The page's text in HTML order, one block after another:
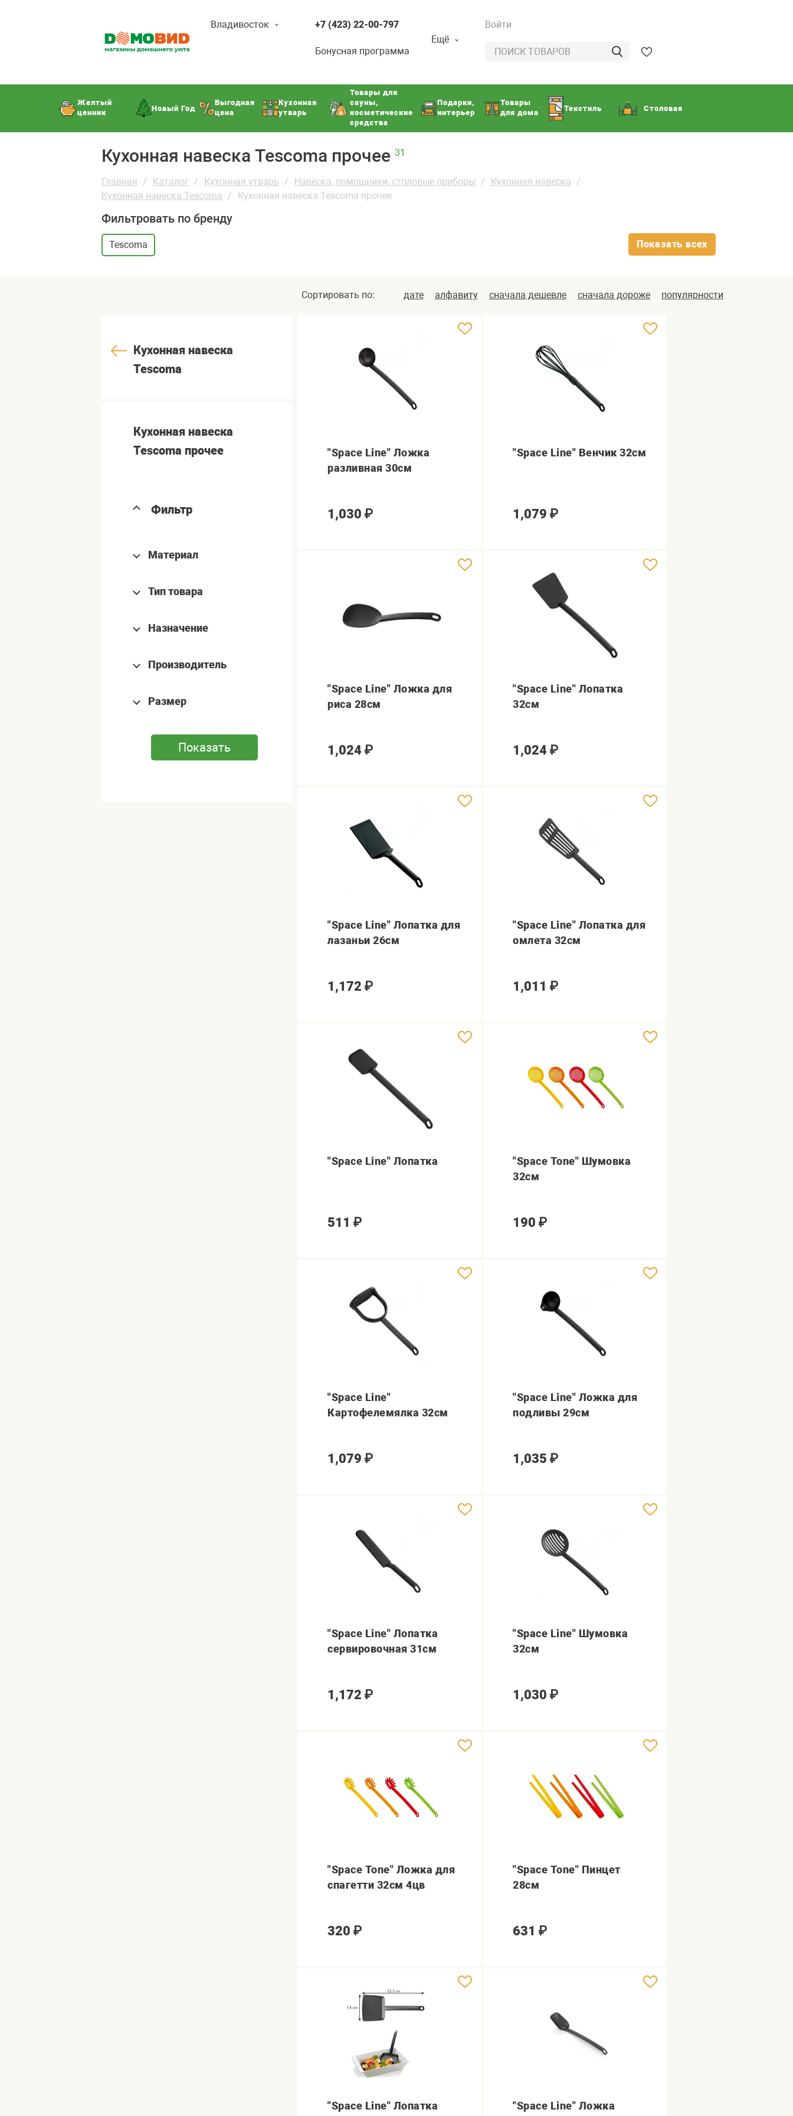
Владивосток +7 (423) 22-00-797
Бонусная программа
Ещё
Войти
Желтый
ценник
Новый Год
Выгодная
цена
Кухонная
утварь
Товары для
сауны,
косметические
средства
Подарки,
интерьер
Товары
для дома
Текстиль Столовая
Кухонная навеска Tescoma прочее 31
Главная Каталог Кухонная утварь Навеска, помощники, столовые приборы
Кухонная навеска
Кухонная навеска Tescoma
Кухонная навеска Tescoma прочее
Фильтровать по бренду
Tescoma Показать всех
Сортировать по: дате алфавиту сначала дешевле сначала дороже популярности
Кухонная навеска
Tescoma
Кухонная навеска
Tescoma прочее
Фильтр
Материал
Тип товара
Назначение
Производитель
Размер
"Space Line" Ложка
разливная 30см
1,030 ₽
"Space Line" Венчик 32см
1,079 ₽
"Space Line" Ложка для
риса 28см
1,024 ₽
"Space Line" Лопатка
32см
1,024 ₽
"Space Line" Лопатка для
лазаньи 26см
1,172 ₽
"Space Line" Лопатка для
омлета 32см
1,011 ₽
"Space Line" Лопатка
511 ₽
"Space Tone" Шумовка
32см
190 ₽
"Space Line"
Картофелемялка 32см
1,079 ₽
"Space Line" Ложка для
подливы 29см
1,035 ₽
"Space Line" Лопатка
сервировочная 31см
1,172 ₽
"Space Line" Шумовка
32см
1,030 ₽
"Space Tone" Ложка для
спагетти 32см 4цв
320 ₽
"Space Tone" Пинцет
28см
631 ₽
"Space Line" Лопатка
"Space Line" Ложка